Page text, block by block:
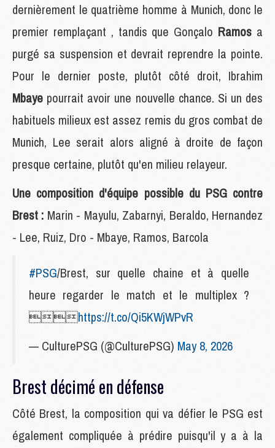
dernièrement le quatrième homme à Munich, donc le
premier remplaçant , tandis que Gonçalo Ramos a
purgé sa suspension et devrait reprendre la pointe.
Pour le dernier poste, plutôt côté droit, Ibrahim
Mbaye pourrait avoir une nouvelle chance. Si un des
habituels milieux est assez remis du gros combat de
Munich, Lee serait alors aligné à droite de façon
presque certaine, plutôt qu'en milieu relayeur.
Une composition d'équipe possible du PSG contre
Brest : Marin - Mayulu, Zabarnyi, Beraldo, Hernandez
- Lee, Ruiz, Dro - Mbaye, Ramos, Barcola
#PSG/Brest, sur quelle chaine et à quelle
heure regarder le match et le multiplex ?
https://t.co/Qi5KWjWPvR
— CulturePSG (@CulturePSG) May 8, 2026
Brest décimé en défense
Côté Brest, la composition qui va défier le PSG est
également compliquée à prédire puisqu'il y a à la